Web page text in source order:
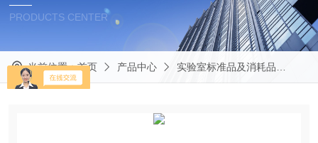
PRODUCTS CENTER
当前位置：首页 产品中心 实验室标准品及消耗品